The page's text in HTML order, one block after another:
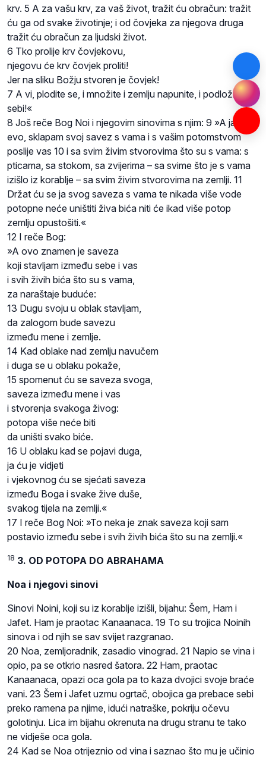
krv. 5 A za vašu krv, za vaš život, tražit ću obračun: tražit
ću ga od svake životinje; i od čovjeka za njegova druga
tražit ću obračun za ljudski život.
6 Tko prolije krv čovjekovu,
njegovu će krv čovjek proliti!
Jer na sliku Božju stvoren je čovjek!
7 A vi, plodite se, i množite i zemlju napunite, i podložite je
sebi!«
8 Još reče Bog Noi i njegovim sinovima s njim: 9 »A ja,
evo, sklapam svoj savez s vama i s vašim potomstvom
poslije vas 10 i sa svim živim stvorovima što su s vama: s
pticama, sa stokom, sa zvijerima – sa svime što je s vama
izišlo iz korablje – sa svim živim stvorovima na zemlji. 11
Držat ću se ja svog saveza s vama te nikada više vode
potopne neće uništiti živa bića niti će ikad više potop
zemlju opustošiti.«
12 I reče Bog:
»A ovo znamen je saveza
koji stavljam između sebe i vas
i svih živih bića što su s vama,
za naraštaje buduće:
13 Dugu svoju u oblak stavljam,
da zalogom bude savezu
između mene i zemlje.
14 Kad oblake nad zemlju navučem
i duga se u oblaku pokaže,
15 spomenut ću se saveza svoga,
saveza između mene i vas
i stvorenja svakoga živog:
potopa više neće biti
da uništi svako biće.
16 U oblaku kad se pojavi duga,
ja ću je vidjeti
i vjekovnog ću se sjećati saveza
između Boga i svake žive duše,
svakog tijela na zemlji.«
17 I reče Bog Noi: »To neka je znak saveza koji sam
postavio između sebe i svih živih bića što su na zemlji.«
18 3. OD POTOPA DO ABRAHAMA
Noa i njegovi sinovi
Sinovi Noini, koji su iz korablje izišli, bijahu: Šem, Ham i
Jafet. Ham je praotac Kanaanaca. 19 To su trojica Noinih
sinova i od njih se sav svijet razgranao.
20 Noa, zemljoradnik, zasadio vinograd. 21 Napio se vina i
opio, pa se otkrio nasred šatora. 22 Ham, praotac
Kanaanaca, opazi oca gola pa to kaza dvojici svoje braće
vani. 23 Šem i Jafet uzmu ogrtač, obojica ga prebace sebi
preko ramena pa njime, idući natraške, pokriju očevu
golotinju. Lica im bijahu okrenuta na drugu stranu te tako
ne vidješe oca gola.
24 Kad se Noa otrijeznio od vina i saznao što mu je učinio